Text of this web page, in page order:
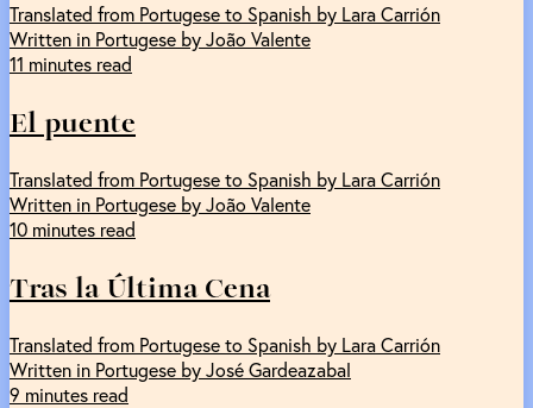
Translated from Portugese to Spanish by Lara Carrión
Written in Portugese by João Valente
11 minutes read
El puente
Translated from Portugese to Spanish by Lara Carrión
Written in Portugese by João Valente
10 minutes read
Tras la Última Cena
Translated from Portugese to Spanish by Lara Carrión
Written in Portugese by José Gardeazabal
9 minutes read